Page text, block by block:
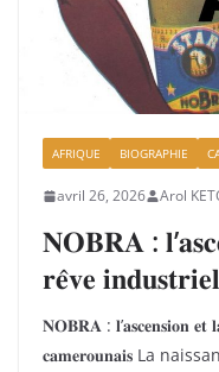
AFRIQUE BIOGRAPHIE
avril 26, 2026 Arol
𝐍𝐎𝐁𝐑𝐀 :
𝐫𝐞̂𝐯𝐞
𝐍𝐎𝐁𝐑𝐀 : 𝐥’𝐚𝐬𝐜𝐞𝐧𝐬𝐢𝐨𝐧 𝐞𝐭
𝐜𝐚𝐦𝐞𝐫𝐨𝐮𝐧𝐚𝐢𝐬 La